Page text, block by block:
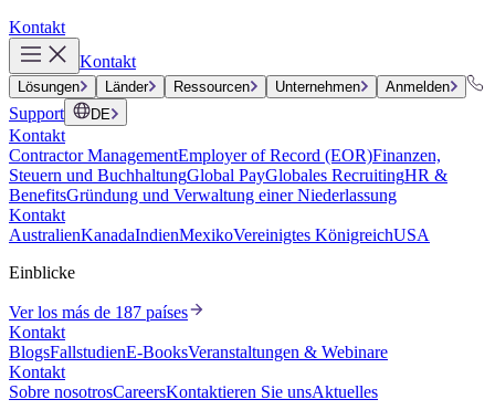
Kontakt
Kontakt
Lösungen Länder Ressourcen Unternehmen Anmelden
Support DE
Kontakt
Contractor ManagementEmployer of Record (EOR)Finanzen,
Steuern und BuchhaltungGlobal PayGlobales RecruitingHR &
BenefitsGründung und Verwaltung einer Niederlassung
Kontakt
AustralienKanadaIndienMexikoVereinigtes KönigreichUSA
Einblicke
Ver los más de 187 países
Kontakt
BlogsFallstudienE-BooksVeranstaltungen & Webinare
Kontakt
Sobre nosotrosCareersKontaktieren Sie unsAktuelles